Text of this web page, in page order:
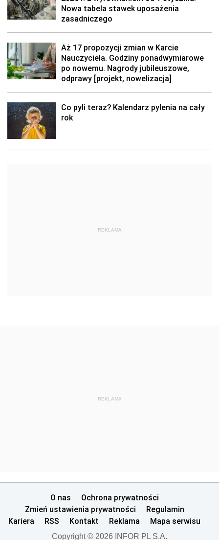
Nowa tabela stawek uposażenia
zasadniczego
Aż 17 propozycji zmian w Karcie
Nauczyciela. Godziny ponadwymiarowe
po nowemu. Nagrody jubileuszowe,
odprawy [projekt, nowelizacja]
Co pyli teraz? Kalendarz pylenia na cały
rok
REKLAMA
REKLAMA
O nas
Ochrona prywatności
Zmień ustawienia prywatności
Regulamin
Kariera
RSS Kontakt Reklama Mapa serwisu
Copyright © 2026 INFOR PL S.A.